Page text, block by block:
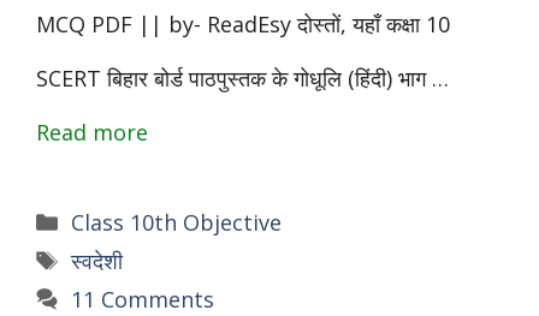
MCQ PDF || by- ReadEsy दोस्तों, यहाँ कक्षा 10
SCERT बिहार बोर्ड पाठपुस्तक के गोधूलि (हिंदी) भाग …
Read more
Categories
Class 10th Objective
Tags
स्वदेशी
11 Comments